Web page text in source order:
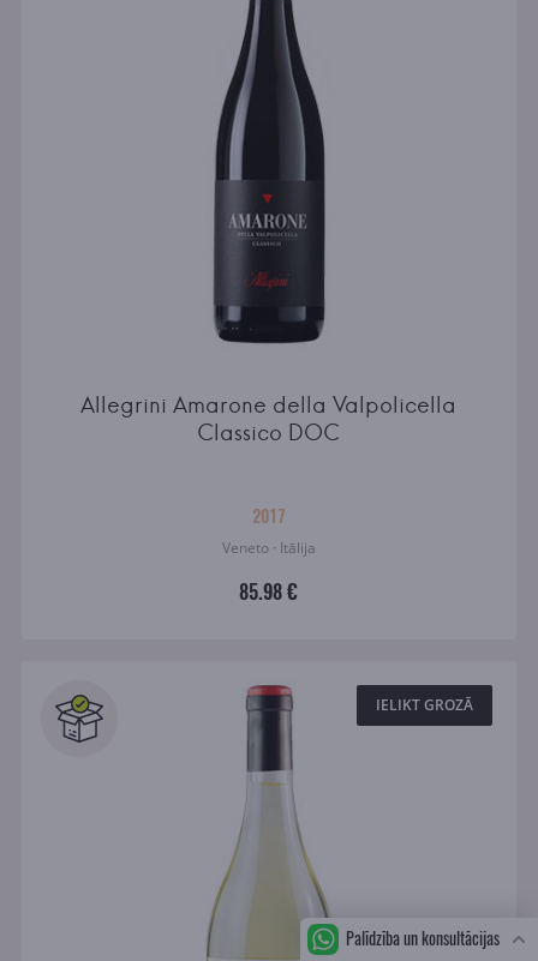
Palīdzība un konsultācijas
Allegrini Amarone della Valpolicella
Classico DOC
2017
Veneto · Itālija
85.98 €
IELIKT GROZĀ